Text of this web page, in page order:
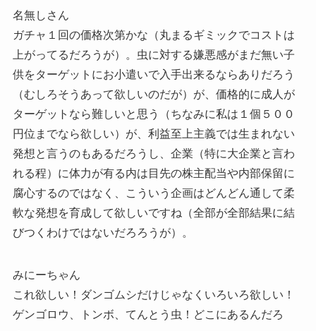
名無しさん
ガチャ１回の価格次第かな（丸まるギミックでコストは
上がってるだろうが）。虫に対する嫌悪感がまだ無い子
供をターゲットにお小遣いで入手出来るならありだろう
（むしろそうあって欲しいのだが）が、価格的に成人が
ターゲットなら難しいと思う（ちなみに私は１個５００
円位までなら欲しい）が、利益至上主義では生まれない
発想と言うのもあるだろうし、企業（特に大企業と言わ
れる程）に体力が有る内は目先の株主配当や内部保留に
腐心するのではなく、こういう企画はどんどん通して柔
軟な発想を育成して欲しいですね（全部が全部結果に結
びつくわけではないだろろうが）。
みにーちゃん
これ欲しい！ダンゴムシだけじゃなくいろいろ欲しい！
ゲンゴロウ、トンボ、てんとう虫！どこにあるんだろ